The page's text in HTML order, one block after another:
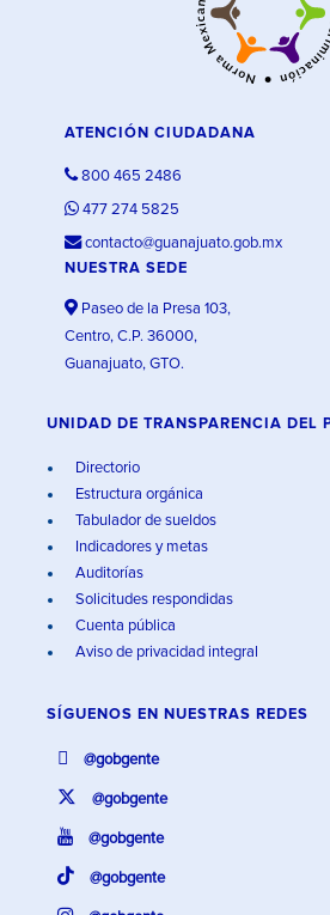
ATENCIÓN CIUDADANA
800 465 2486
477 274 5825
contacto@guanajuato.gob.mx
NUESTRA SEDE
Paseo de la Presa 103,
Centro, C.P. 36000,
Guanajuato, GTO.
UNIDAD DE TRANSPARENCIA DEL
Directorio
Estructura orgánica
Tabulador de sueldos
Indicadores y metas
Auditorías
Solicitudes respondidas
Cuenta pública
Aviso de privacidad integral
SÍGUENOS EN NUESTRAS REDES
@gobgente
@gobgente
@gobgente
@gobgente